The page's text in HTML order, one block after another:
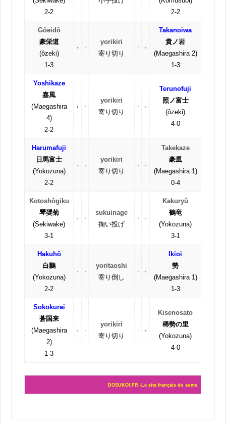
2-2
2-2
Gôeidô
豪栄道
(ôzeki)
1-3
yorikiri
寄り切り
Takanoiwa
貴ノ岩
(Maegashira 2)
1-3
Yoshikaze
嘉風
(Maegashira
4)
2-2
yorikiri
寄り切り
Terunofuji
照ノ富士
(ôzeki)
4-0
Harumafuji
日馬富士
(Yokozuna)
2-2
yorikiri
寄り切り
Takekaze
豪風
(Maegashira 1)
0-4
Kotoshôgiku
琴奨菊
(Sekiwake)
3-1
sukuinage
掬い投げ
Kakuryû
鶴竜
(Yokozuna)
3-1
Hakuhô
白鵬
(Yokozuna)
2-2
yoritaoshi
寄り倒し
Ikioi
勢
(Maegashira 1)
1-3
Sokokurai
蒼国来
(Maegashira
2)
1-3
yorikiri
寄り切り
Kisenosato
稀勢の里
(Yokozuna)
4-0
DOSUKOI.FR -Le site français du sumo